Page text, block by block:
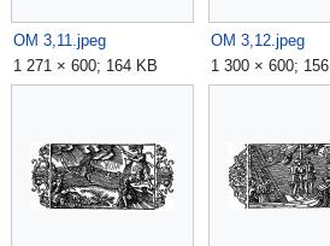
OM 3,11.jpeg
1 271 × 600; 164 KB
OM 3,12.jpeg
1 300 × 600;